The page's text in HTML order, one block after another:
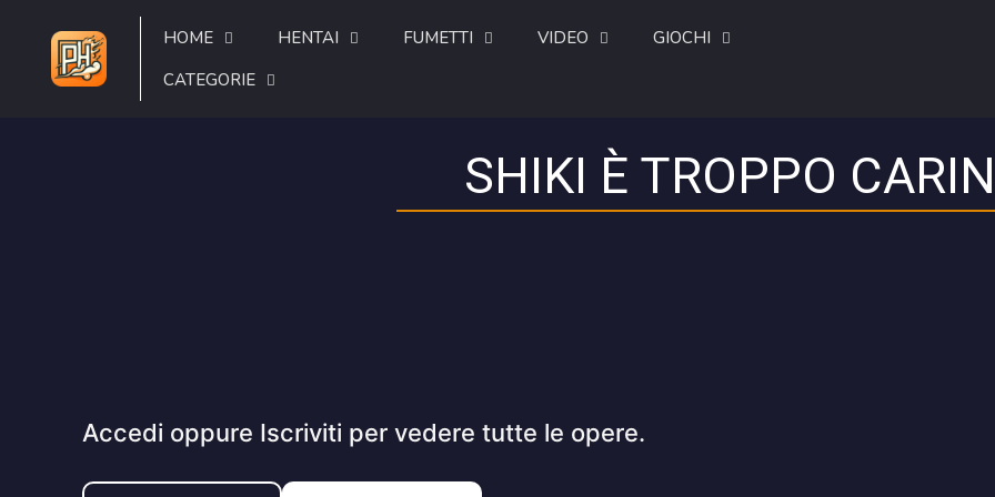
HOME HENTAI FUMETTI VIDEO
GIOCHI
CATEGORIE
SHIKI È TROPPO
Accedi oppure Iscriviti per vedere tutte le opere.